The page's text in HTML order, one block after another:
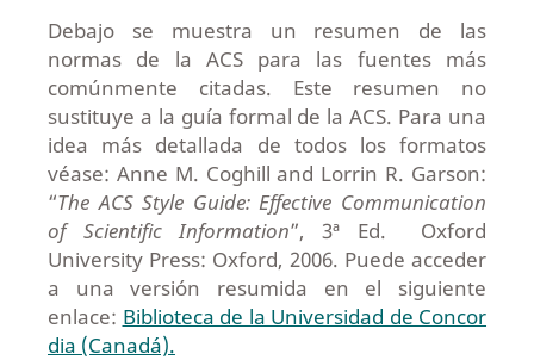
Debajo se muestra un resumen de las
normas de la ACS para las fuentes más
comúnmente citadas. Este resumen no
sustituye a la guía formal de la ACS. Para una
idea más detallada de todos los formatos
véase: Anne M. Coghill and Lorrin R. Garson:
“The ACS Style Guide: Effective Communication
of Scientific Information”, 3ª Ed. Oxford
University Press: Oxford, 2006. Puede acceder
a una versión resumida en el siguiente
enlace: Biblioteca de la Universidad de Concor
dia (Canadá).